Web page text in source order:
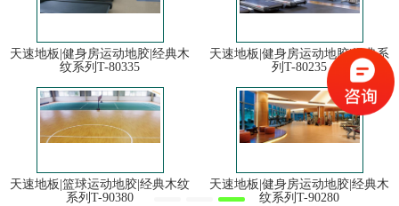
天速地板|健身房运动地胶|经典木
纹系列T-80335
天速地板|健身房运动地胶|经典系
列T-80235
天速地板|篮球运动地胶|经典木纹
系列T-90380
天速地板|健身房运动地胶|经典木
纹系列T-90280